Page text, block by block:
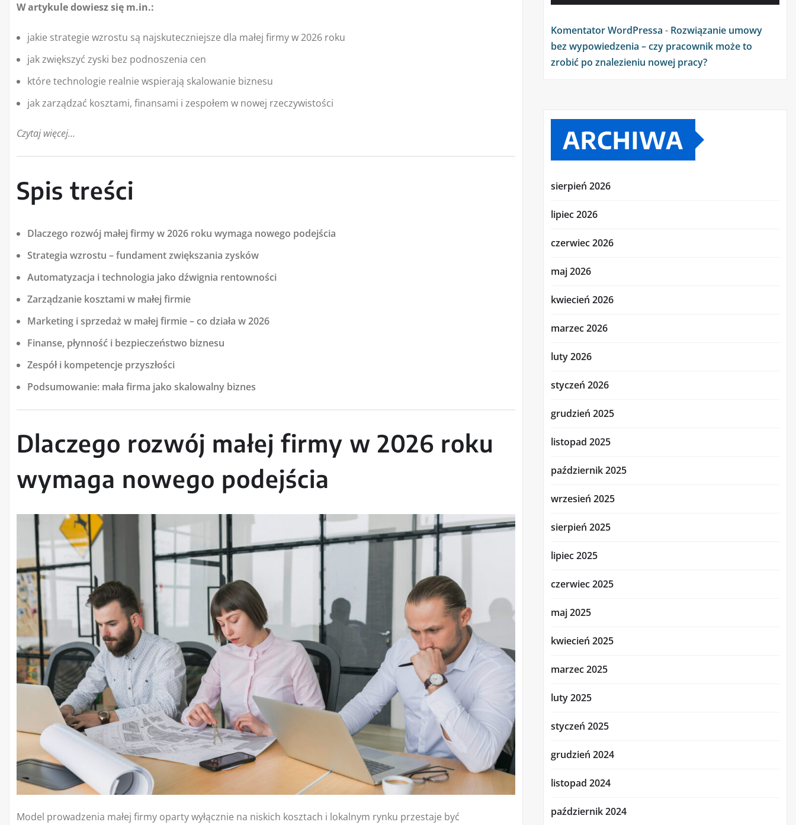
W artykule dowiesz się m.in.:
jakie strategie wzrostu są najskuteczniejsze dla małej firmy w 2026 roku
jak zwiększyć zyski bez podnoszenia cen
które technologie realnie wspierają skalowanie biznesu
jak zarządzać kosztami, finansami i zespołem w nowej rzeczywistości
Czytaj więcej…
Spis treści
Dlaczego rozwój małej firmy w 2026 roku wymaga nowego podejścia
Strategia wzrostu – fundament zwiększania zysków
Automatyzacja i technologia jako dźwignia rentowności
Zarządzanie kosztami w małej firmie
Marketing i sprzedaż w małej firmie – co działa w 2026
Finanse, płynność i bezpieczeństwo biznesu
Zespół i kompetencje przyszłości
Podsumowanie: mała firma jako skalowalny biznes
Dlaczego rozwój małej firmy w 2026 roku
wymaga nowego podejścia
Model prowadzenia małej firmy oparty wyłącznie na niskich kosztach i lokalnym rynku przestaje być
Komentator WordPressa - Rozwiązanie umowy
bez wypowiedzenia – czy pracownik może to
zrobić po znalezieniu nowej pracy?
ARCHIWA
sierpień 2026
lipiec 2026
czerwiec 2026
maj 2026
kwiecień 2026
marzec 2026
luty 2026
styczeń 2026
grudzień 2025
listopad 2025
październik 2025
wrzesień 2025
sierpień 2025
lipiec 2025
czerwiec 2025
maj 2025
kwiecień 2025
marzec 2025
luty 2025
styczeń 2025
grudzień 2024
listopad 2024
październik 2024